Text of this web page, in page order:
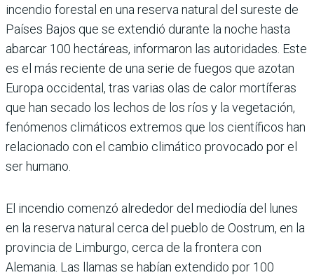
incendio forestal en una reserva natural del sureste de
Países Bajos que se extendió durante la noche hasta
abarcar 100 hectáreas, informaron las autoridades. Este
es el más reciente de una serie de fuegos que azotan
Europa occidental, tras varias olas de calor mortíferas
que han secado los lechos de los ríos y la vegetación,
fenómenos climáticos extremos que los científicos han
relacionado con el cambio climático provocado por el
ser humano.
El incendio comenzó alrededor del mediodía del lunes
en la reserva natural cerca del pueblo de Oostrum, en la
provincia de Limburgo, cerca de la frontera con
Alemania. Las llamas se habían extendido por 100